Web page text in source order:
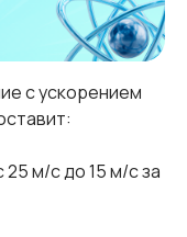
с ускорением
м/с до 15 м/с за